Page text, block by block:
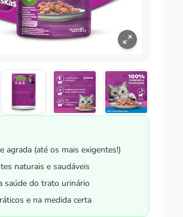
agrada (até os mais exigentes!)
naturais e saudáveis
saúde do trato urinário
e na medida certa